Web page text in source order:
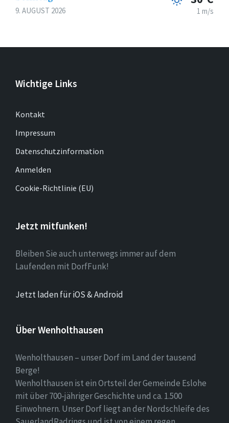
9. AUGUST 2026 1 m/s
Wichtige Links
Kontakt
Impressum
Datenschutzinformation
Anmelden
Cookie-Richtlinie (EU)
Jetzt mitfunken!
Bleiben Sie auch unterwegs immer auf dem
Laufenden mit DorfFunk!
Jetzt laden für iOS & Android
Über Wenholthausen
Wenholthausen – unser Dorf im Land der tausend
Berge!
Wenholthausen ist ein Ortsteil der Gemeinde Eslohe
mit über 700-jähriger Geschichte und ca. 1.500
Einwohnern. Unser Dorf liegt an der Nordschleife des